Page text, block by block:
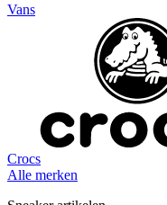
Vans
Crocs
Alle merken